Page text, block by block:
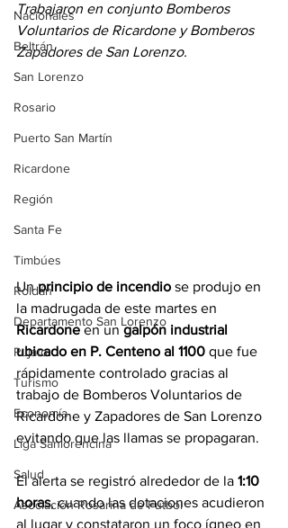
Nacionales
Beltrán
San Lorenzo
Rosario
Puerto San Martín
Ricardone
Región
Santa Fe
Timbúes
Roldán
Departamento San Lorenzo
Pujato
Turismo
Economía
Liga Sanlorencina
Salud
Asociación Rosarina de Fútbol
Trabajaron en conjunto Bomberos
Voluntarios de Ricardone y Bomberos
Zapadores de San Lorenzo.
Un principio de incendio se produjo en
la madrugada de este martes en
Ricardone en un galpón industrial
ubicado en P. Centeno al 1100 que fue
rápidamente controlado gracias al
trabajo de Bomberos Voluntarios de
Ricardone y Zapadores de San Lorenzo
evitando que las llamas se propagaran.
El alerta se registró alrededor de la 1:10
horas, cuando las dotaciones acudieron
al lugar y constataron un foco ígneo en